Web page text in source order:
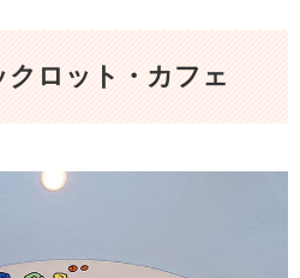
ロット・カフェ